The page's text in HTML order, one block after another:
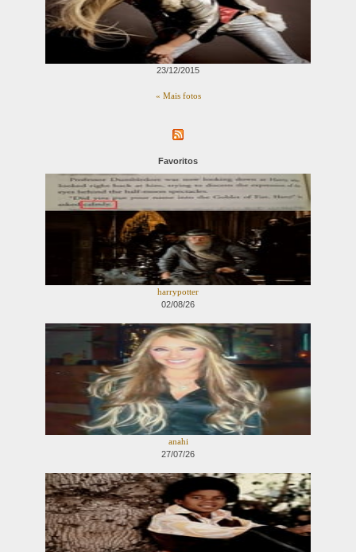
23/12/2015
« Mais fotos
Favoritos
harrypotter
02/08/26
anahi
27/07/26